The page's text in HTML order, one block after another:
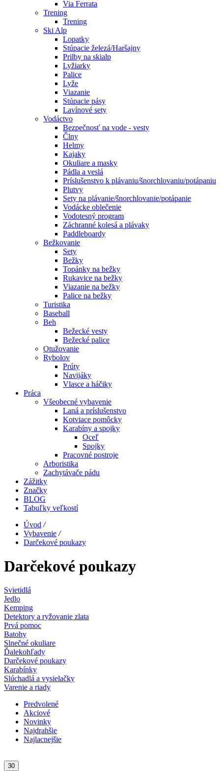
Via Ferrata
Trening
Trening
Ski Alp
Lopatky
Stúpacie železá/Haršajny
Prilby na skialp
Lyžiarky
Palice
Lyže
Viazanie
Stúpacie pásy
Lavínové sety
Vodáctvo
Bezpečnosť na vode - vesty
Člny
Helmy
Kajaky
Okuliare a masky
Pádla a veslá
Príslušenstvo k plávaniu/šnorchlovaniu/potápaniu
Plutvy
Sety na plávanie/šnorchlovanie/potápanie
Vodácke oblečenie
Vodotesný program
Záchranné kolesá a plávaky
Paddleboardy
Bežkovanie
Sety
Bežky
Topánky na bežky
Rukavice na bežky
Viazanie na bežky
Palice na bežky
Turistika
Baseball
Beh
Bežecké vesty
Bežecké palice
Otužovanie
Rybolov
Prúty
Navijáky
Vlasce a háčiky
Práca
Všeobecné vybavenie
Laná a príslušenstvo
Kotviace pomôcky
Karabíny a spojky
Oceľ
Spojky
Pracovné postroje
Arboristika
Zachytávače pádu
Zážitky
Značky
BLOG
Tabuľky veľkostí
Úvod /
Vybavenie /
Darčekové poukazy
Darčekové poukazy
Svietidlá
Jedlo
Kemping
Detektory a ryžovanie zlata
Prvá pomoc
Batohy
Slnečné okuliare
Ďalekohľady
Darčekové poukazy
Karabínky
Slúchadlá a vysielačky
Varenie a riady
Predvolené
Akciové
Novinky
Najdrahšie
Najlacnejšie
30